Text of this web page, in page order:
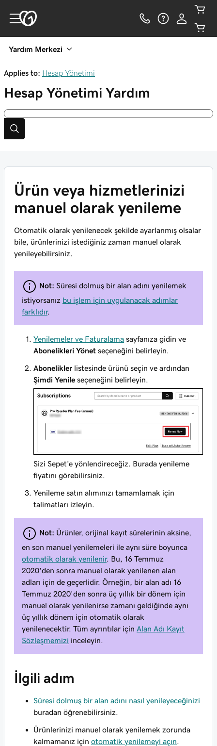
Yardım Merkezi
Applies to: Hesap Yönetimi
Hesap Yönetimi Yardım
Ürün veya hizmetlerinizi
manuel olarak yenileme
Otomatik olarak yenilenecek şekilde ayarlanmış olsalar
bile, ürünlerinizi istediğiniz zaman manuel olarak
yenileyebilirsiniz.
Not: Süresi dolmuş bir alan adını yenilemek
istiyorsanız bu işlem için uygulanacak adımlar
farklıdır.
Yenilemeler ve Faturalama sayfanıza gidin ve
Abonelikleri Yönet seçeneğini belirleyin.
Abonelikler listesinde ürünü seçin ve ardından
Şimdi Yenile seçeneğini belirleyin.
Sizi Sepet’e yönlendireceğiz. Burada yenileme
fiyatını görebilirsiniz.
Yenileme satın alımınızı tamamlamak için
talimatları izleyin.
Not: Ürünler, orijinal kayıt sürelerinin aksine,
en son manuel yenilemeleri ile aynı süre boyunca
otomatik olarak yenilenir. Bu, 16 Temmuz
2020'den sonra manuel olarak yenilenen alan
adları için de geçerlidir. Örneğin, bir alan adı 16
Temmuz 2020'den sonra üç yıllık bir dönem için
manuel olarak yenilenirse zamanı geldiğinde aynı
üç yıllık dönem için otomatik olarak
yenilenecektir. Tüm ayrıntılar için Alan Adı Kayıt
Sözleşmemizi inceleyin.
İlgili adım
Süresi dolmuş bir alan adını nasıl yenileyeceğinizi
buradan öğrenebilirsiniz.
Ürünlerinizi manuel olarak yenilemek zorunda
kalmamanız için otomatik yenilemeyi açın